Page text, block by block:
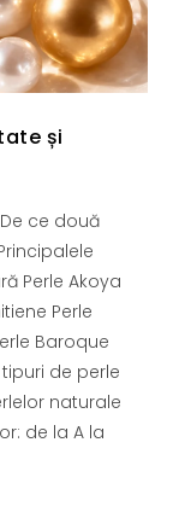
și
ce două
Perle Akoya
Perle
Baroque
de perle
naturale
de la A la